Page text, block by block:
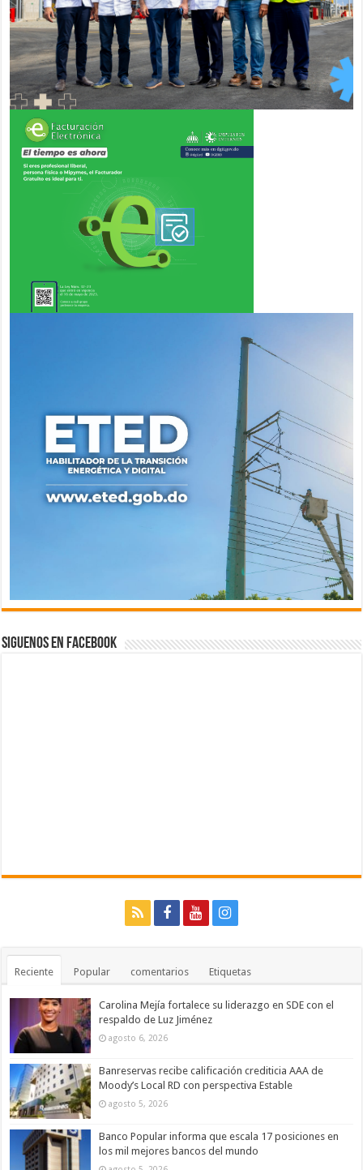
Siguenos en Facebook
Reciente Popular comentarios Etiquetas
Carolina Mejía fortalece su liderazgo en SDE con el
respaldo de Luz Jiménez
agosto 6, 2026
Banreservas recibe calificación crediticia AAA de
Moody’s Local RD con perspectiva Estable
agosto 5, 2026
Banco Popular informa que escala 17 posiciones en
los mil mejores bancos del mundo